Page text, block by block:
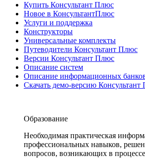
Купить Консультант Плюс
Новое в КонсультантПлюс
Услуги и поддержка
Конструкторы
Универсальные комплекты
Путеводители Консультант Плюс
Версии Консультант Плюс
Описание систем
Описание информационных
Скачать демо-версию
Образование
Необходимая практическая
профессиональных навыков,
вопросов, возникающих в